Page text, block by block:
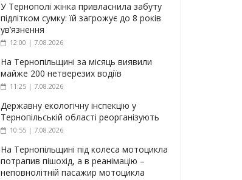
У Тернополі жінка привласнила забуту
підлітком сумку: їй загрожує до 8 років
ув’язнення
12:00 | 7.08.2026
На Тернопільщині за місяць виявили
майже 200 нетверезих водіїв
11:25 | 7.08.2026
Державну екологічну інспекцію у
Тернопільській області реорганізують
10:55 | 7.08.2026
На Тернопільщині під колеса мотоцикла
потрапив пішохід, а в реанімацію –
неповнолітній пасажир мотоцикла